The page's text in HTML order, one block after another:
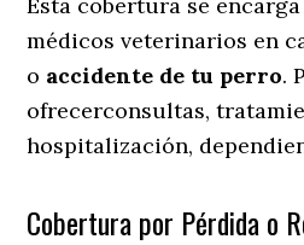
médicos veterinarios en
o accidente de tu perro.
ofrecerconsultas,
hospitalización,
Cobertura por Pérdida o